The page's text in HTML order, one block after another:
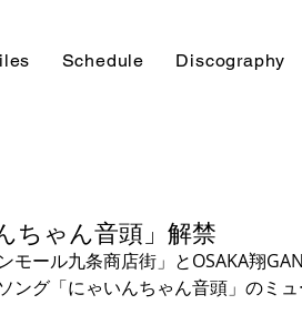
Schedule Discography
ちゃん音頭」解禁
モール九条商店街」とOSAKA翔
ング「にゃいんちゃん音頭」のミ